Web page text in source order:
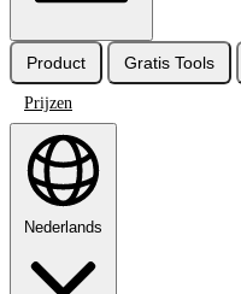
Product Gratis Tools
Prijzen
Nederlands